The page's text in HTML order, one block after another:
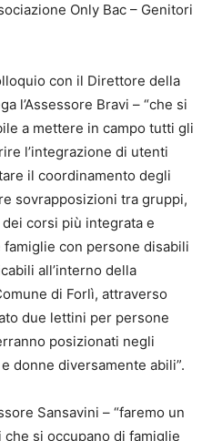
Only Bac – Genitori
con il Direttore della
l’Assessore Bravi – “che si
a mettere in campo tutti gli
l’integrazione di utenti
il coordinamento degli
sovrapposizioni tra gruppi,
corsi più integrata e
con persone disabili
all’interno della
di Forlì, attraverso
due lettini per persone
posizionati negli
donne diversamente abili”.
Sansavini – “faremo un
si occupano di famiglie